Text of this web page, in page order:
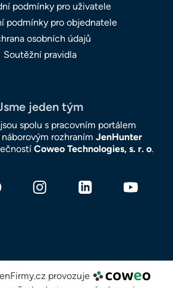
podmínky pro uživatele
podmínky pro objednatele
osobních údajů
Soutěžní pravidla
jeden tým
spolu s pracovním portálem
rozhraním JenHunter
Coweo Technologies, s. r. o.
provozuje